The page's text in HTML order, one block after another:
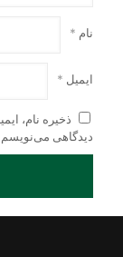
نام *
ایمیل *
ذخیره نام،
دیدگاهی